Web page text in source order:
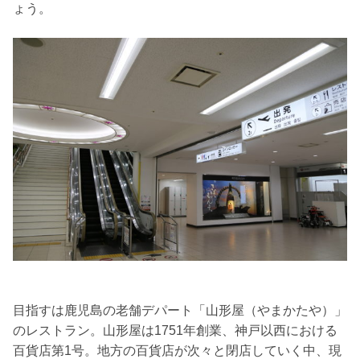
ょう。
目指すは鹿児島の老舗デパート「山形屋（やまかたや）」
のレストラン。山形屋は1751年創業、神戸以西における
百貨店第1号。地方の百貨店が次々と閉店していく中、現